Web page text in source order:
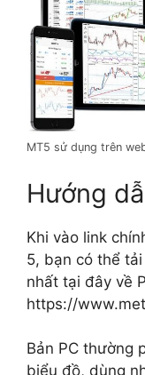
MT5 sử dụng trên
Hướng
Khi vào link
5, bạn có thể
nhất tại đây về
https://
Bản PC thường
biểu đồ, dùng